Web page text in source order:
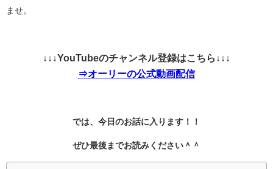
ませ。
↓↓↓YouTubeのチャンネル登録はこちら↓↓↓
⇒オーリーの公式動画配信
では、今日のお話に入ります！！
ぜひ最後までお読みください＾＾